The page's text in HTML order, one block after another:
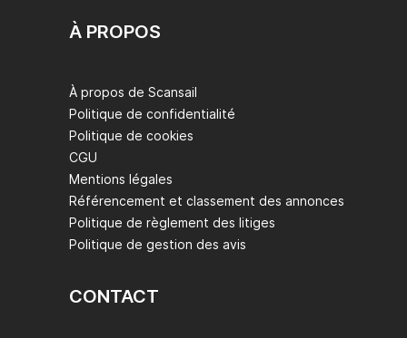
À PROPOS
À propos de Scansail
Politique de confidentialité
Politique de cookies
CGU
Mentions légales
Référencement et classement des annonces
Politique de règlement des litiges
Politique de gestion des avis
CONTACT